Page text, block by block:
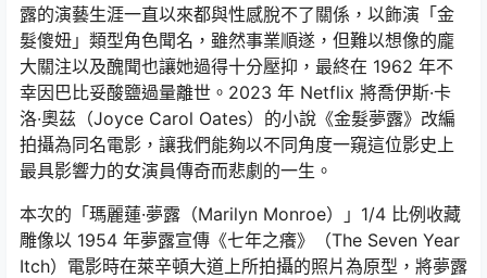
露的演藝生涯一直以來都與性感脫不了關係，以飾演「金
髮傻妞」類型角色聞名，雖然事業順遂，但難以想像的龐
大關注以及醜聞也讓她過得十分壓抑，最終在 1962 年不
幸因巴比妥酸鹽過量離世。2023 年 Netflix 將喬伊斯·卡
洛·奧茲（Joyce Carol Oates）的小說《金髮夢露》改編
拍攝為同名電影，讓我們能夠以不同角度一窺這位影史上
最具影響力的女演員傳奇而悲劇的一生。
本次的「瑪麗蓮·夢露（Marilyn Monroe）」1/4 比例收藏
雕像以 1954 年夢露宣傳《七年之癢》（The Seven Year
Itch）電影時在萊辛頓大道上所拍攝的照片為原型，將夢露